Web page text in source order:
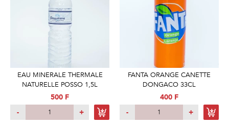
EAU MINERALE THERMALE
NATURELLE POSSO 1,5L
500 F
-
+
FANTA ORANGE CANETTE
DONGACO 33CL
400 F
-
+